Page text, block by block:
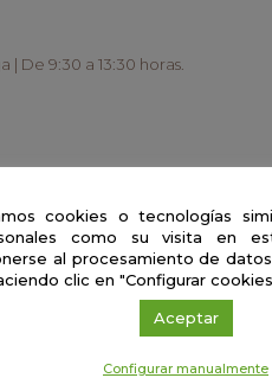
| De 9:30 a 13:30 horas.
de Córdoba).
científico
cultivos y transferencia
cookies o tecnologías
como su visita en
al procesamiento de
clic en "Configurar
Aceptar
Configurar manualmente